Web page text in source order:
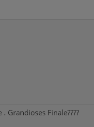
Grandioses Finale????